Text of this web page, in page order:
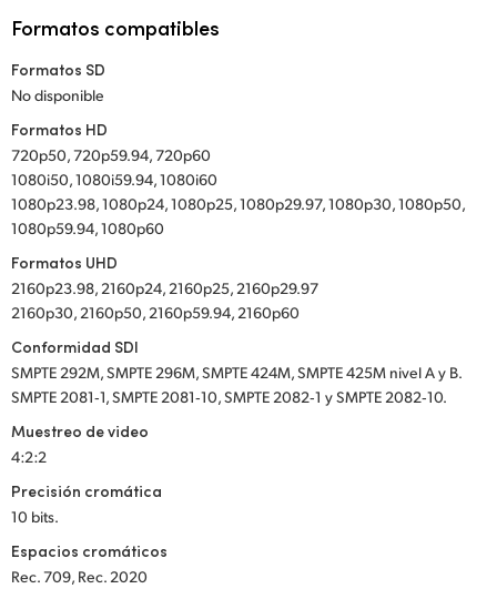
Formatos compatibles
Formatos SD
No disponible
Formatos HD
720p50, 720p59.94, 720p60
1080i50, 1080i59.94, 1080i60
1080p23.98, 1080p24, 1080p25, 1080p29.97, 1080p30, 1080p50,
1080p59.94, 1080p60
Formatos UHD
2160p23.98, 2160p24, 2160p25, 2160p29.97
2160p30, 2160p50, 2160p59.94, 2160p60
Conformidad SDI
SMPTE 292M, SMPTE 296M, SMPTE 424M, SMPTE 425M nivel A y B.
SMPTE 2081‑1, SMPTE 2081‑10, SMPTE 2082‑1 y SMPTE 2082‑10.
Muestreo de video
4:2:2
Precisión cromática
10 bits.
Espacios cromáticos
Rec. 709, Rec. 2020